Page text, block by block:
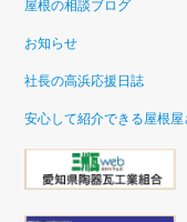
屋根の相談ブログ
お知らせ
社長の高浜応援日誌
安心して紹介できる屋根屋